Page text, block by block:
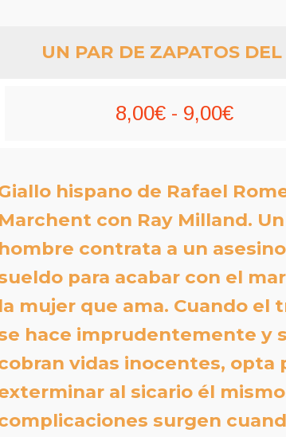
UN PAR DE ZAPATOS DEL
8,00€ - 9,00€Rango
desde
8,00€
hasta
9,00€
hispano de Rafael
Marchent con Ray Milland. Un
hombre contrata a un
para acabar con el
la mujer que ama. Cuando el
hace imprudentemente y
vidas inocentes, opta
al sicario él
surgen